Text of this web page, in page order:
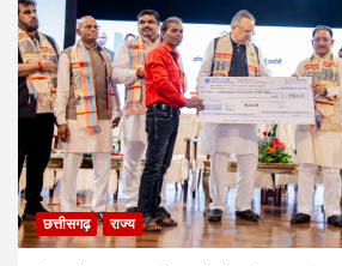
छत्तीसगढ़ राज्य